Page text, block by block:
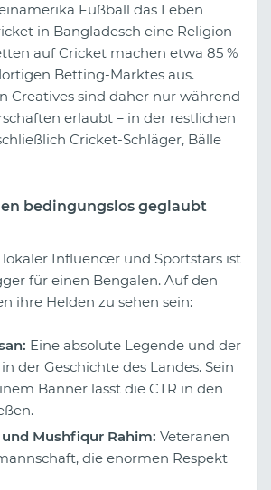
Fußball das Leben
in Bangladesch eine Religion
auf Cricket machen etwa 85 %
Betting-Marktes aus.
Creatives sind daher nur während
erlaubt – in der restlichen
Cricket-Schläger, Bälle
bedingungslos geglaubt
Influencer und Sportstars ist
für einen Bengalen. Auf den
ihre Helden zu sehen sein:
Eine absolute Legende und der
der Geschichte des Landes. Sein
Banner lässt die CTR in den
Mushfiqur Rahim: Veteranen
die enormen Respekt